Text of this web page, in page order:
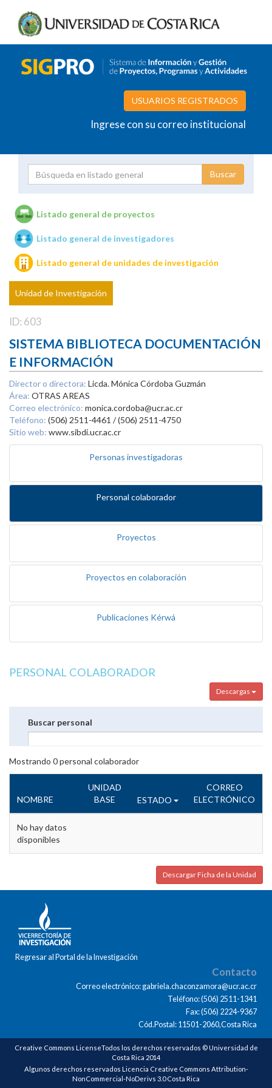
USUARIOS REGISTRADOS
Ingrese con su correo institucional
Unidades de investigación
Listado general de proyectos
Listado general de investigadores
Listado general de unidades de investigación
Unidad de Investigación
ID: 603
SISTEMA BIBLIOTECA DOCUMENTACIÓN
E INFORMACIÓN
Director o directora: Licda. Mónica Córdoba Guzmán
Área: OTRAS AREAS
Correo electrónico: monica.cordoba@ucr.ac.cr
Teléfono: (506) 2511-4461 / (506) 2511-4750
Sitio web: www.sibdi.ucr.ac.cr
Personas investigadoras
Personal colaborador
Proyectos
Proyectos en colaboración
Publicaciones Kérwá
PERSONAL COLABORADOR
Descargas
Buscar personal
Mostrando 0personal colaborador
NOMBRE
UNIDAD
BASE
ESTADO
CORREO
ELECTRÓNICO
No hay datos
disponibles
Descargar Ficha de la Unidad
Regresar al Portal de la Investigación
Contacto
Correo electrónico: gabriela.chaconzamora@ucr.ac.cr
Teléfono: (506) 2511-1341
Fax: (506) 2224-9367
Cód.Postal: 11501-2060,Costa Rica
Creative Commons LicenseTodos los derechos reservados © Universidad de
Costa Rica 2014
Algunos derechos reservados Licencia Creative Commons Attribution-
NonCommercial-NoDerivs 3.0 Costa Rica